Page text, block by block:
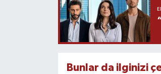
Bunlar da ilginizi